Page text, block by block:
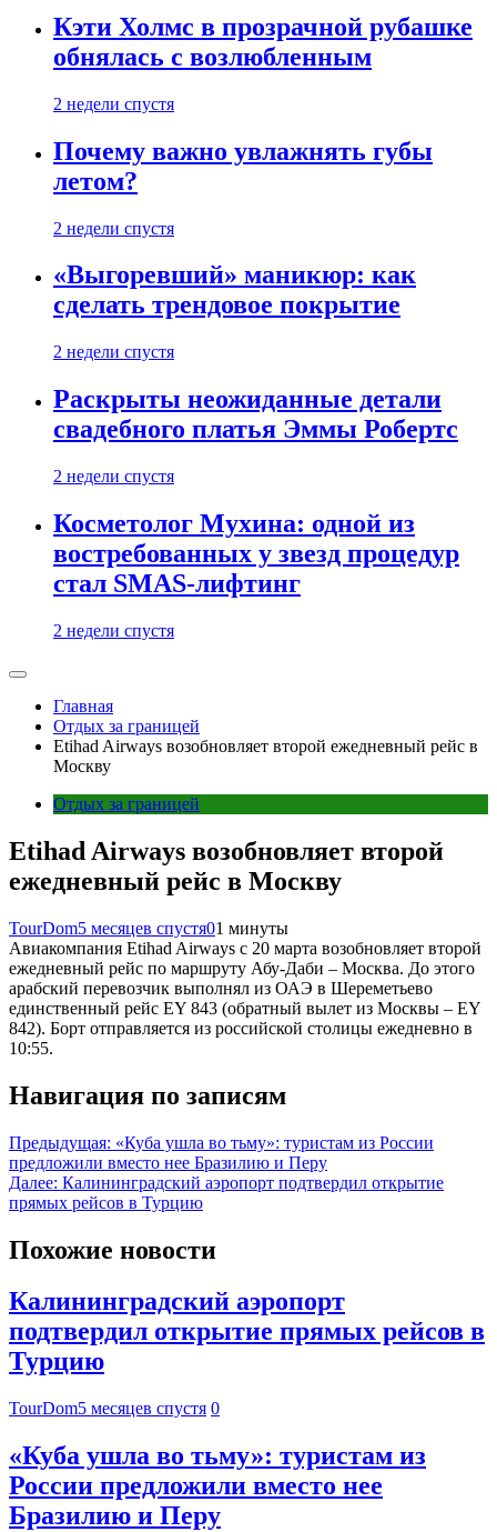
Кэти Холмс в прозрачной рубашке
обнялась с возлюбленным
2 недели спустя
Почему важно увлажнять губы
летом?
2 недели спустя
«Выгоревший» маникюр: как
сделать трендовое покрытие
2 недели спустя
Раскрыты неожиданные детали
свадебного платья Эммы Робертс
2 недели спустя
Косметолог Мухина: одной из
востребованных у звезд процедур
стал SMAS-лифтинг
2 недели спустя
Главная
Отдых за границей
Etihad Airways возобновляет второй ежедневный рейс в
Москву
Отдых за границей
Etihad Airways возобновляет второй
ежедневный рейс в Москву
TourDom5 месяцев спустя01 минуты
Авиакомпания Etihad Airways с 20 марта возобновляет второй
ежедневный рейс по маршруту Абу-Даби – Москва. До этого
арабский перевозчик выполнял из ОАЭ в Шереметьево
единственный рейс EY 843 (обратный вылет из Москвы – EY
842). Борт отправляется из российской столицы ежедневно в
10:55.
Навигация по записям
Предыдущая: «Куба ушла во тьму»: туристам из России
предложили вместо нее Бразилию и Перу
Далее: Калининградский аэропорт подтвердил открытие
прямых рейсов в Турцию
Похожие новости
Калининградский аэропорт
подтвердил открытие прямых рейсов в
Турцию
TourDom5 месяцев спустя 0
«Куба ушла во тьму»: туристам из
России предложили вместо нее
Бразилию и Перу